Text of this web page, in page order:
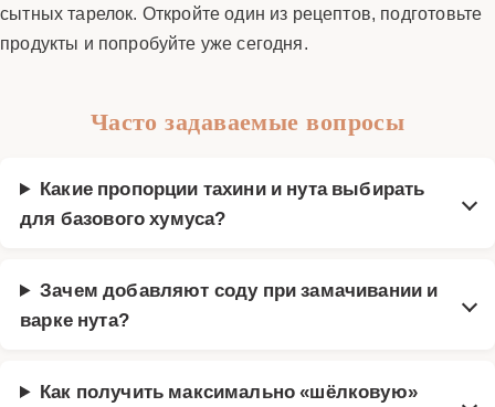
сытных тарелок. Откройте один из рецептов, подготовьте
продукты и попробуйте уже сегодня.
Часто задаваемые вопросы
Какие пропорции тахини и нута выбирать
для базового хумуса?
Зачем добавляют соду при замачивании и
варке нута?
Как получить максимально «шёлковую»